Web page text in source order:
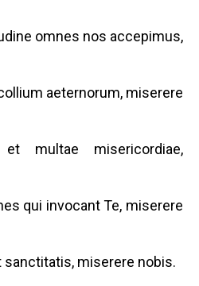
omnes nos accepimus,
aeternorum, miserere
multae misericordiae,
qui invocant Te, miserere
sanctitatis, miserere nobis.